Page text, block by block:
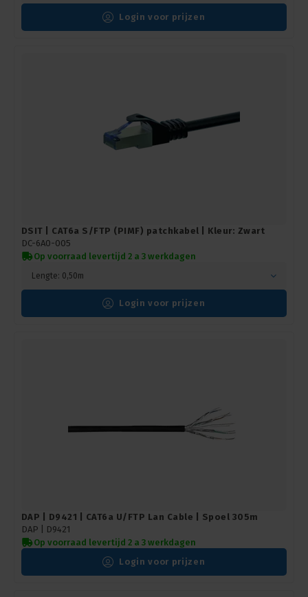
Login voor prijzen
DSIT | CAT6a S/FTP (PIMF) patchkabel | Kleur: Zwart
DC-6A0-005
Op voorraad levertijd 2 a 3 werkdagen
Lengte: 0,50m
Login voor prijzen
DAP | D9421 | CAT6a U/FTP Lan Cable | Spoel 305m
DAP |
D9421
Op voorraad levertijd 2 a 3 werkdagen
Login voor prijzen